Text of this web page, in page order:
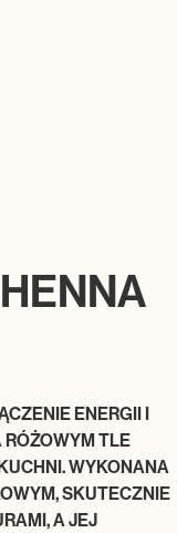
ENERGII I
RÓŻOWYM TLE
WYKONANA
SKUTECZNIE
A JEJ